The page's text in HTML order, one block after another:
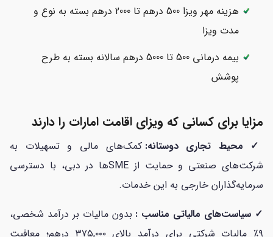
هزینه مهر ویزا 500 درهم تا 2000 درهم بسته به نوع و
مدت ویزا
بیمه درمانی 500 تا 5000 درهم سالانه بسته به طرح
پوشش
مزایا برای کسانی که ویزای اقامت امارات را دارند
✓ محیط تجاری دوستانه: کمک‌های مالی و تسهیلات به
شرکت‌های صنعتی و حمایت از SMEها در دبی، با دسترسی
سرمایه‌گذاران خارجی به این خدمات.
✓ سیاست‌های مالیاتی مناسب : بدون مالیات بر درآمد شخصی،
۹٪ مالیات شرکتی برای درآمد بالای ۳۷۵,۰۰۰ درهم؛ معافیت